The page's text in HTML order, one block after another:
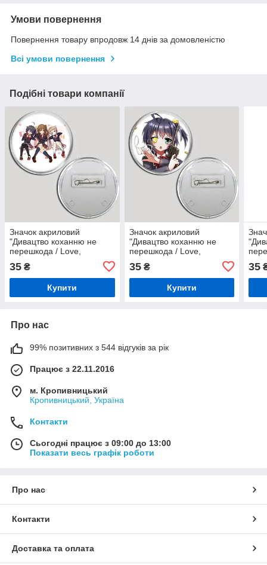
Умови повернення
Повернення товару впродовж 14 днів за домовленістю
Всі умови повернення
Подібні товари компанії
Значок акриловий
"Дивацтво коханню не
перешкода / Love,
Delusions" №2
35 ₴
Купити
Значок акриловий
"Дивацтво коханню не
перешкода / Love,
Delusions" №9
35₴
Купити
35
Про нас
99% позитивних з 544 відгуків за рік
Працює з 22.11.2016
м. Кропивницький
Кропивницький, Україна
Контакти
Сьогодні працює з 09:00 до 13:00
Показати весь графік роботи
Про нас
Контакти
Доставка та оплата